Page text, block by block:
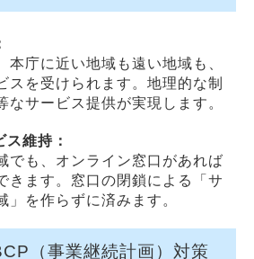
本庁に近い地域も遠い地域も、
スを受けられます。地理的な制
なサービス提供が実現します。
維持：
でも、オンライン窓口があれば
きます。窓口の閉鎖による「サ
」を作らずに済みます。
（事業継続計画）対策